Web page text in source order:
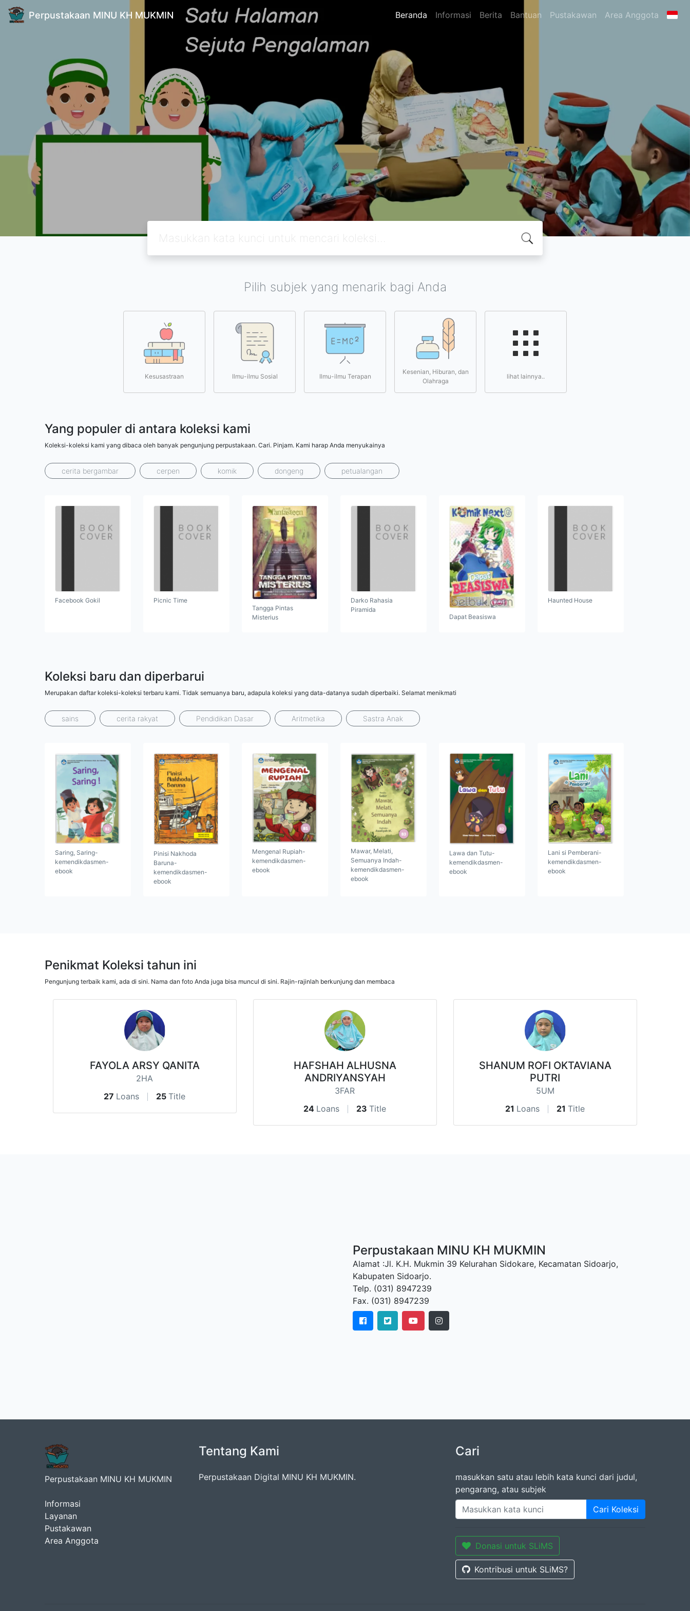
Perpustakaan MINU KH MUKMIN Beranda Informasi Berita Bantuan Pustakawan Area Anggota
Pilih subjek yang menarik bagi Anda
Kesusastraan Ilmu-ilmu Sosial Ilmu-ilmu Terapan
Kesenian, Hiburan, dan
Olahraga
lihat lainnya..
Yang populer di antara koleksi kami
Koleksi-koleksi kami yang dibaca oleh banyak pengunjung perpustakaan. Cari. Pinjam. Kami harap Anda menyukainya
cerita bergambar cerpen komik dongeng petualangan
Facebook Gokil
Picnic Time
Tangga Pintas
Misterius
Darko Rahasia
Piramida
Dapat Beasiswa
Haunted House
Koleksi baru dan diperbarui
Merupakan daftar koleksi-koleksi terbaru kami. Tidak semuanya baru, adapula koleksi yang data-datanya sudah diperbaiki. Selamat menikmati
sains cerita rakyat Pendidikan Dasar Aritmetika Sastra Anak
Saring, Saring-
kemendikdasmen-
ebook
Pinisi Nakhoda
Baruna-
kemendikdasmen-
ebook
Mengenal Rupiah-
kemendikdasmen-
ebook
Mawar, Melati,
Semuanya Indah-
kemendikdasmen-
ebook
Lawa dan Tutu-
kemendikdasmen-
ebook
Lani si Pemberani-
kemendikdasmen-
ebook
Penikmat Koleksi tahun ini
Pengunjung terbaik kami, ada di sini. Nama dan foto Anda juga bisa muncul di sini. Rajin-rajinlah berkunjung dan membaca
FAYOLA ARSY QANITA
2HA
27 Loans 25 Title
HAFSHAH ALHUSNA
ANDRIYANSYAH
3FAR
24 Loans 23 Title
SHANUM ROFI OKTAVIANA
PUTRI
5UM
21 Loans 21 Title
Perpustakaan MINU KH MUKMIN
Alamat :Jl. K.H. Mukmin 39 Kelurahan Sidokare, Kecamatan Sidoarjo,
Kabupaten Sidoarjo.
Telp. (031) 8947239
Fax. (031) 8947239
Perpustakaan MINU KH MUKMIN
Informasi
Layanan
Pustakawan
Area Anggota
Tentang Kami
Perpustakaan Digital MINU KH MUKMIN.
Cari
masukkan satu atau lebih kata kunci dari judul,
pengarang, atau subjek
Cari Koleksi
Donasi untuk SLiMS
Kontribusi untuk SLiMS?